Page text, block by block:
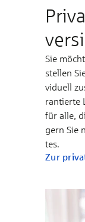
Sie
stel­len
vi­­duell
ran­­tier­­te
für al­le,
gern Sie
tes.
Zur